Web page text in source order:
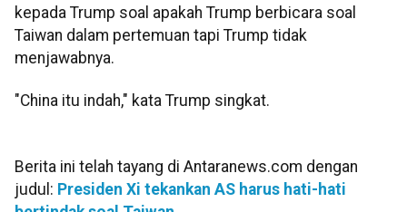
kepada Trump soal apakah Trump berbicara soal
Taiwan dalam pertemuan tapi Trump tidak
menjawabnya.
"China itu indah," kata Trump singkat.
Berita ini telah tayang di Antaranews.com dengan
judul: Presiden Xi tekankan AS harus hati-hati